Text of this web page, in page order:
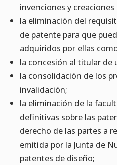
invenciones y
la eliminación del
de patente para que
adquiridos por ellas
la concesión al titular de
la consolidación de los
invalidación;
la eliminación de la
definitivas sobre las
derecho de las partes a
emitida por la Junta de
patentes de diseño;